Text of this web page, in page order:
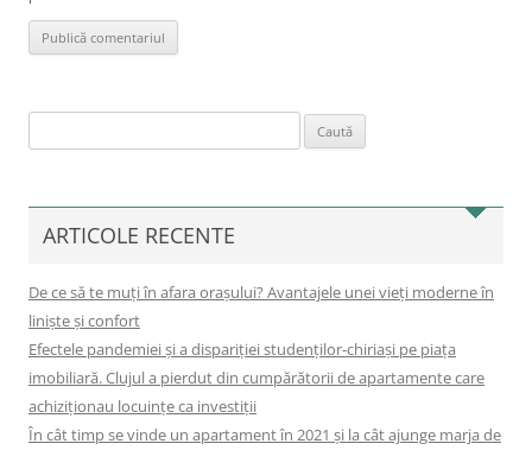
după:
ARTICOLE RECENTE
De ce să te muți în afara orașului? Avantajele unei vieți moderne în
liniște și confort
Efectele pandemiei și a dispariției studenților-chiriași pe piața
imobiliară. Clujul a pierdut din cumpărătorii de apartamente care
achiziționau locuințe ca investiții
În cât timp se vinde un apartament în 2021 și la cât ajunge marja de